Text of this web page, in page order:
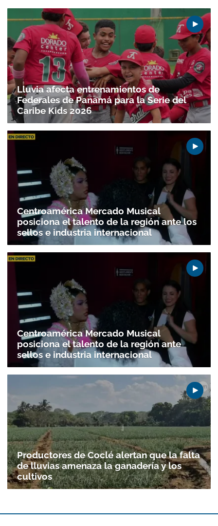
Lluvia afecta entrenamientos de
Federales de Panamá para la Serie del
Caribe Kids 2026
Centroamérica Mercado Musical
posiciona el talento de la región ante los
sellos e industria internacional
Centroamérica Mercado Musical
posiciona el talento de la región ante
sellos e industria internacional
Productores de Coclé alertan que la falta
de lluvias amenaza la ganadería y los
cultivos